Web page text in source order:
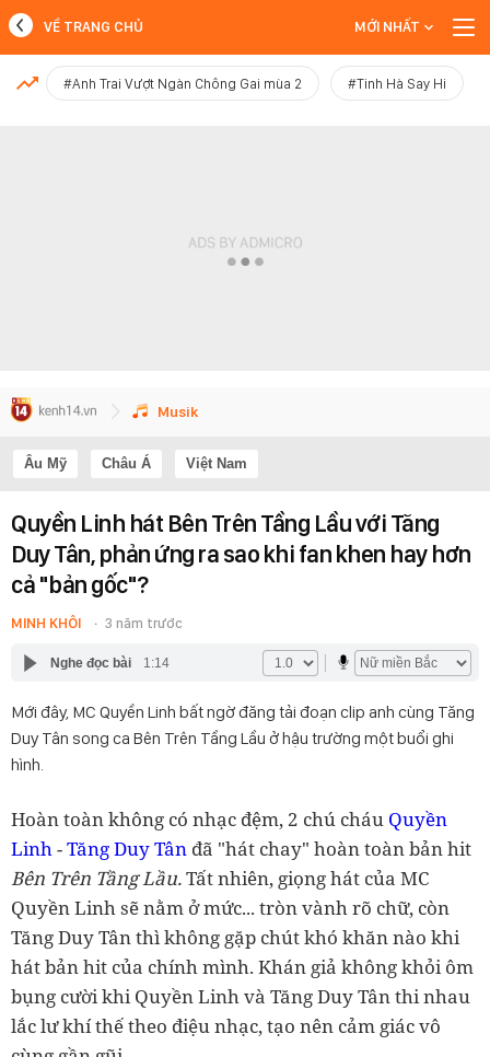
MỚI NHẤT
VỀ TRANG CHỦ MỚI NHẤT
#Anh Trai Vượt Ngàn Chông Gai mùa 2 #Tinh Hà Say Hi
Musik
Âu Mỹ Châu Á Việt Nam
Quyền Linh hát Bên Trên Tầng Lầu với Tăng
Duy Tân, phản ứng ra sao khi fan khen hay hơn
cả "bản gốc"?
MINH KHÔI 3 năm trước
Nghe đọc bài 1:14
Mới đây, MC Quyền Linh bất ngờ đăng tải đoạn clip anh cùng Tăng
Duy Tân song ca Bên Trên Tầng Lầu ở hậu trường một buổi ghi
hình.
Hoàn toàn không có nhạc đệm, 2 chú cháu Quyền
Linh-Tăng Duy Tân đã "hát chay" hoàn toàn bản hit
Bên Trên Tầng Lầu.Tất nhiên, giọng hát của MC
Quyền Linh sẽ nằm ở mức... tròn vành rõ chữ, còn
Tăng Duy Tân thì không gặp chút khó khăn nào khi
hát bản hit của chính mình. Khán giả không khỏi ôm
bụng cười khi Quyền Linh và Tăng Duy Tân thi nhau
lắc lư khí thế theo điệu nhạc, tạo nên cảm giác vô